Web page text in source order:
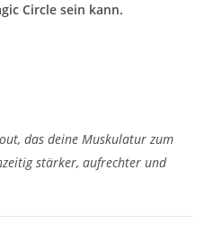
Circle sein kann.
das deine Muskulatur zum
stärker, aufrechter und